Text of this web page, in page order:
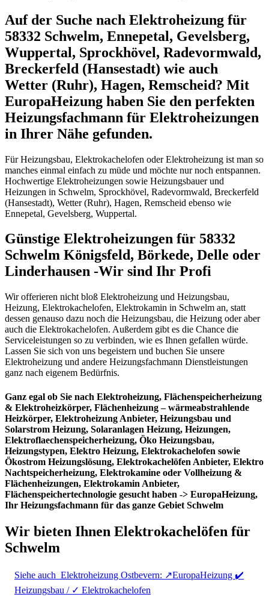
Auf der Suche nach Elektroheizung für
58332 Schwelm, Ennepetal, Gevelsberg,
Wuppertal, Sprockhövel, Radevormwald,
Breckerfeld (Hansestadt) wie auch
Wetter (Ruhr), Hagen, Remscheid? Mit
EuropaHeizung haben Sie den perfekten
Heizungsfachmann für Elektroheizungen
in Ihrer Nähe gefunden.
Für Heizungsbau, Elektrokachelofen oder Elektroheizung ist man so
manches einmal einfach zu müde und möchte nur noch entspannen.
Hochwertige Elektroheizungen sowie Heizungsbauer und
Heizungen in Schwelm, Sprockhövel, Radevormwald, Breckerfeld
(Hansestadt), Wetter (Ruhr), Hagen, Remscheid ebenso wie
Ennepetal, Gevelsberg, Wuppertal.
Günstige Elektroheizungen für 58332
Schwelm Königsfeld, Börkede, Delle oder
Linderhausen -Wir sind Ihr Profi
Wir offerieren nicht bloß Elektroheizung und Heizungsbau,
Heizung, Elektrokachelofen, Elektrokamin in Schwelm an, statt
dessen genauso dazu noch die Heizungsbau, die Heizung oder aber
auch die Elektrokachelofen. Außerdem gibt es die Chance die
Serviceleistungen so zu verbinden, wie es Ihnen gefallen würde.
Lassen Sie sich von uns begeistern und buchen Sie unsere
Elektroheizung und andere Heizungsfachmann Dienstleistungen
ganz nach eigenem Bedürfnis.
Ganz egal ob Sie nach Elektroheizung, Flächenspeicherheizung
& Elektroheizkörper, Flächenheizung – wärmeabstrahlende
Heizkörper, Elektroheizung Anbieter, Heizungsbau und
Solarstrom Heizung, Solaranlagen Heizung, Heizungen,
Elektroflaechenspeicherheizung, Öko Heizungsbau,
Heizungstypen, Elektro Heizung, Elektrokachelofen sowie
Ökostrom Heizungslösung, Elektrokachelöfen Anbieter, Elektro
Nachtspeicherheizung, Elektrokamine oder Vollheizung &
Flächenheizungen, Elektrokamin Anbieter,
Flächenspeichertechnologie gesucht haben -> EuropaHeizung,
Ihr Heizungsfachmann für das ganze Gebiet Schwelm
Wir bieten Ihnen Elektrokachelöfen für
Schwelm
Siehe auch Elektroheizung Ostbevern: ↗️EuropaHeizung ✔️
Heizungsbau / ✓ Elektrokachelofen